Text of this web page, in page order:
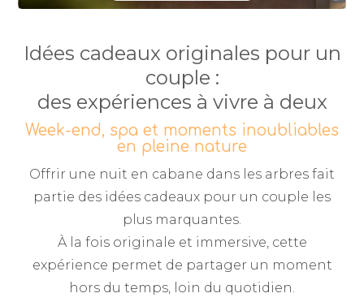
Idées cadeaux originales pour un
couple :
des expériences à vivre à deux
Week-end, spa et moments inoubliables
en pleine nature
Offrir une nuit en cabane dans les arbres fait
partie des idées cadeaux pour un couple les
plus marquantes.
À la fois originale et immersive, cette
expérience permet de partager un moment
hors du temps, loin du quotidien.